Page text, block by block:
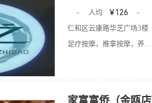
- 人均 ￥126
-
仁和区云康路华芝广场3楼
足疗按摩，推拿按摩，养...
家富富侨（金瓯